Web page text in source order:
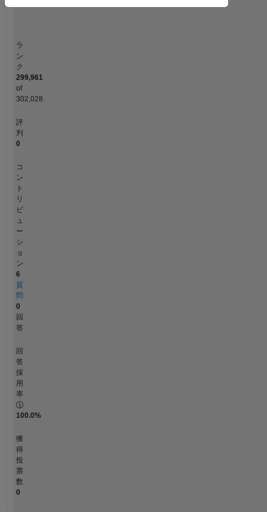
タイムライン
ラ
ン
ク
299,961
of
302,028
評
判
0
コ
ン
ト
リ
ビ
ュ
ー
シ
ョ
ン
6
質
問
0
回
答
回
答
採
用
率
100.0%
獲
得
投
票
数
0